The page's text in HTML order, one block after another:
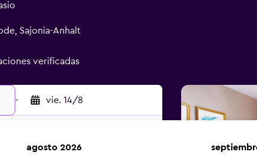
Sajonia-Anhalt
verificadas
- vie. 14/8
agosto 2026